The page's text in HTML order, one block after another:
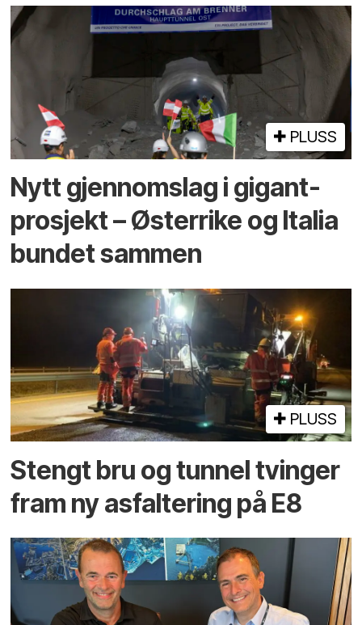
PLUSS
Nytt gjennomslag i gigant­
prosjekt – Østerrike og Italia
bundet sammen
PLUSS
Stengt bru og tunnel tvinger
fram ny asfaltering på E8